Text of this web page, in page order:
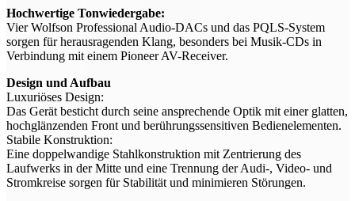
Hochwertige Tonwiedergabe:
Vier Wolfson Professional Audio-DACs und das PQLS-System
sorgen für herausragenden Klang, besonders bei Musik-CDs in
Verbindung mit einem Pioneer AV-Receiver.
Design und Aufbau
Luxuriöses Design:
Das Gerät besticht durch seine ansprechende Optik mit einer glatten,
hochglänzenden Front und berührungssensitiven Bedienelementen.
Stabile Konstruktion:
Eine doppelwandige Stahlkonstruktion mit Zentrierung des
Laufwerks in der Mitte und eine Trennung der Audi-, Video- und
Stromkreise sorgen für Stabilität und minimieren Störungen.